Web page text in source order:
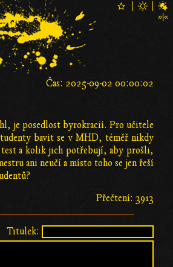
Čas: 2025-09-02 00:00:02
je posedlost byrokracií. Pro učitele
bavit se v MHD, téměř nikdy
test a kolik jich potřebují, aby prošli,
ani neučí a místo toho se jen řeší
Přečtení: 3913
Titulek: